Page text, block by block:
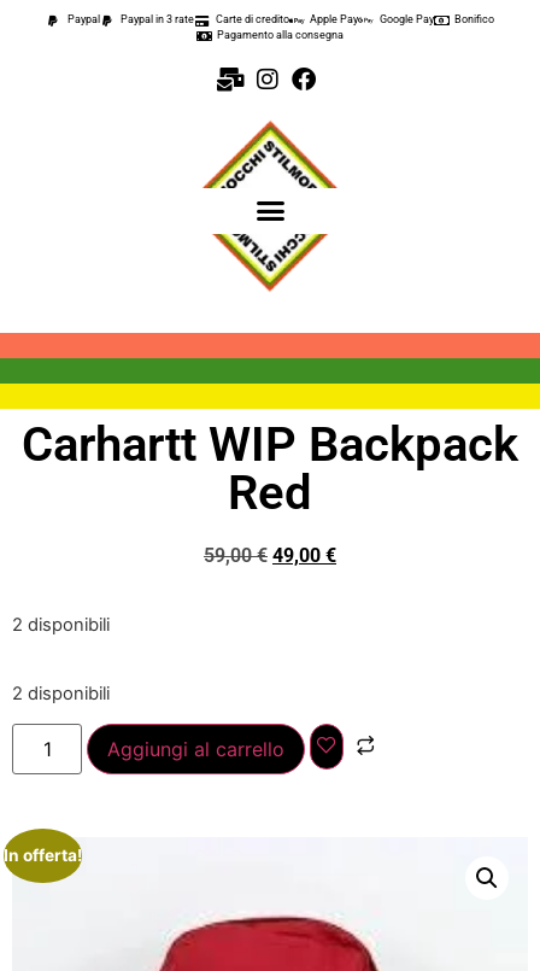
Paypal Paypal in 3 rate Carte di credito Apple Pay Google Pay
Bonifico
Pagamento alla consegna
Carhartt WIP Backpack
Red
59,00€ 49,00 €
2 disponibili
2 disponibili
Aggiungi al carrello
In offerta!